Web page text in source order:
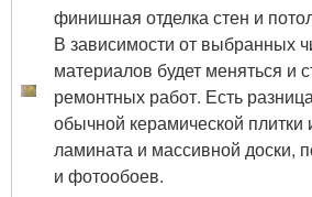
финишная отделка стен и
В зависимости от выбранных
материалов будет меняться и
ремонтных работ. Есть
обычной керамической плитки
ламината и массивной доски,
и фотообоев.